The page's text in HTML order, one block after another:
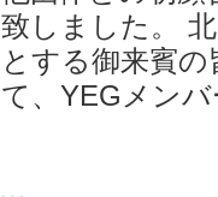
致しました。
とする御来賓
て、YEGメン